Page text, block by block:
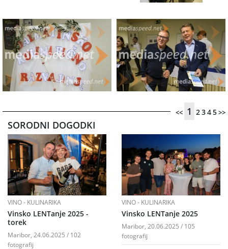
<< 1 2345>>
SORODNI DOGODKI
VINO - KULINARIKA
Vinsko LENTanje 2025 -
torek
Maribor, 24.06.2025 / 102
fotografij
VINO - KULINARIKA
Vinsko LENTanje 2025
Maribor, 20.06.2025 / 105
fotografij